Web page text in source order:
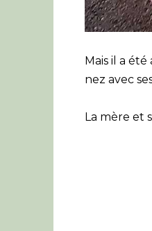
Mais il a
nez avec
La mère et